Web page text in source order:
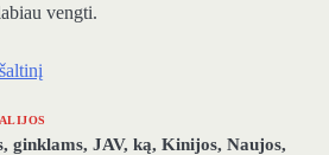
vengti.
, ginklams, JAV, ką, Kinijos, Naujos,